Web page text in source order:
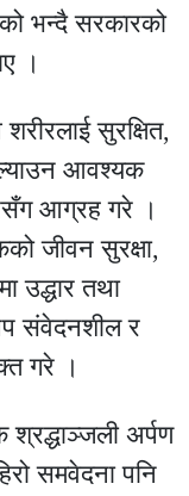
भन्दै सरकारको
।
सुरक्षित,
आवश्यक
आग्रह गरे ।
जीवन सुरक्षा,
उद्धार तथा
संवेदनशील र
गरे ।
अर्पण
समवेदना पनि